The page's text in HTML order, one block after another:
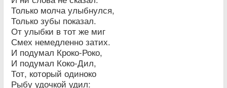
Только молча улыбнулся,
Только зубы показал.
От улыбки в тот же миг
Смех немедленно затих.
И подумал Кроко-Роко,
И подумал Коко-Дил,
Тот, который одиноко
Рыбу удочкой удил: